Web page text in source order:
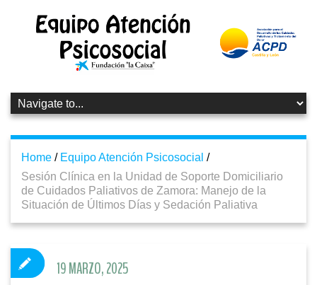
Home / Equipo Atención Psicosocial /
Sesión Clínica en la Unidad de Soporte Domiciliario
de Cuidados Paliativos de Zamora: Manejo de la
Situación de Últimos Días y Sedación Paliativa
19 MARZO, 2025